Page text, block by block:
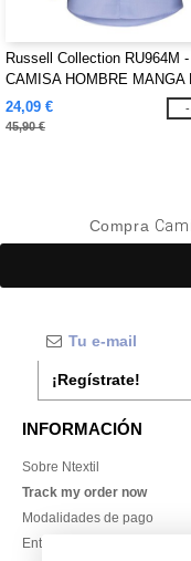
Russell Collection RU964M -
CAMISA HOMBRE MANGA
HERRINGBONE
24,09 €
45,90 €
Compra
¡Regístrate!
INFORMACIÓN
Sobre Ntextil
Track my order now
Modalidades de pago
Entrega